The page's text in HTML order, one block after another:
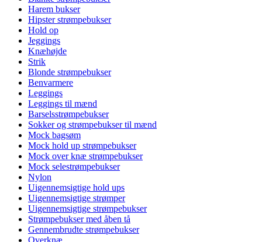
Harem bukser
Hipster strømpebukser
Hold op
Jeggings
Knæhøjde
Strik
Blonde strømpebukser
Benvarmere
Leggings
Leggings til mænd
Barselsstrømpebukser
Sokker og strømpebukser til mænd
Mock bagsøm
Mock hold up strømpebukser
Mock over knæ strømpebukser
Mock selestrømpebukser
Nylon
Uigennemsigtige hold ups
Uigennemsigtige strømper
Uigennemsigtige strømpebukser
Strømpebukser med åben tå
Gennembrudte strømpebukser
Overknæ